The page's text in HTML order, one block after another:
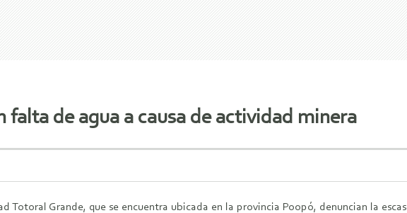
falta de agua a causa de actividad minera
Totoral Grande, que se encuentra ubicada en la provincia Poopó, denuncian la